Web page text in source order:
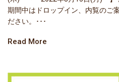
期間中はドロップイン、内覧のご
ださい。･･･
Read More